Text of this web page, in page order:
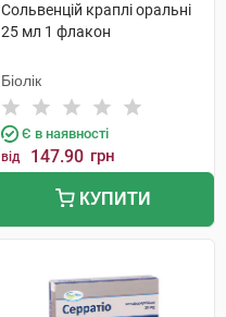
Сольвенцій краплі оральні
25 мл 1 флакон
Біолік
Є в наявності
від 147.90 грн
КУПИТИ